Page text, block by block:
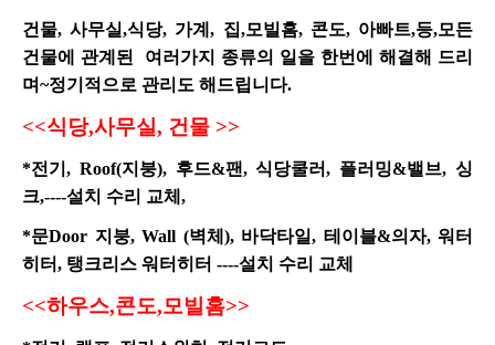
건물, 사무실,식당, 가계, 집,모빌홈, 콘도, 아빠트,등,모든
건물에 관계된 여러가지 종류의 일을 한번에 해결해 드리
며~정기적으로 관리도 해드립니다.
<<식당,사무실, 건물 >>
*전기, Roof(지붕), 후드&팬, 식당쿨러, 플러밍&밸브, 싱
크,----설치 수리 교체,
*문Door 지붕, Wall (벽체), 바닥타일, 테이블&의자, 워터
히터, 탱크리스 워터히터 ----설치 수리 교체
<<하우스,콘도,모빌홈>>